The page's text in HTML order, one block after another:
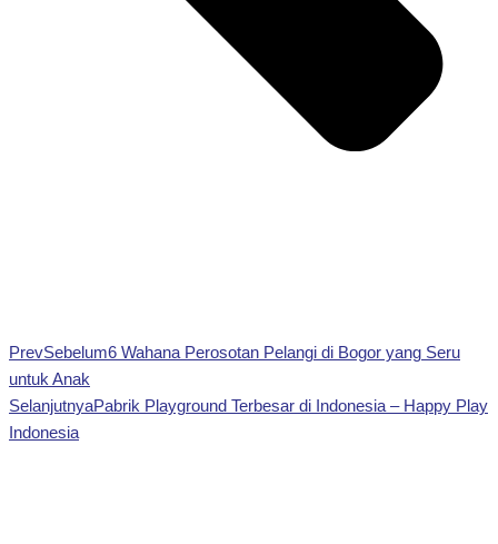
PrevSebelum6 Wahana Perosotan Pelangi di Bogor yang Seru
untuk Anak
SelanjutnyaPabrik Playground Terbesar di Indonesia – Happy Play
Indonesia